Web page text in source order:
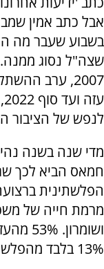
אבל כתב אמין
בשבוע שעבר מה
שצה"ל נסוג
2007, ערב
לנפש של הציבור
מדי שנה בשנה
חמאס הביא לכך
מרמת חייה של
13% בלבד מהפלשתינים בשטחי הרשות.